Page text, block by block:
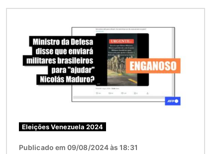
Eleições Venezuela 2024
Publicado em 09/08/2024 às 18:31